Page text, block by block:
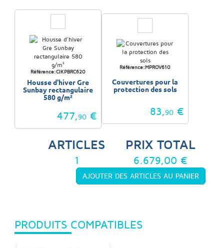
Référence:CIKPBRC620
Housse d'hiver Gre
Sunbay rectangulaire
580 g/m²
477,90 €
Référence:MPROV610
Couvertures pour la
protection des sols
83,90 €
ARTICLES
1
PRIX TOTAL
6.679,00 €
PRODUITS COMPATIBLES